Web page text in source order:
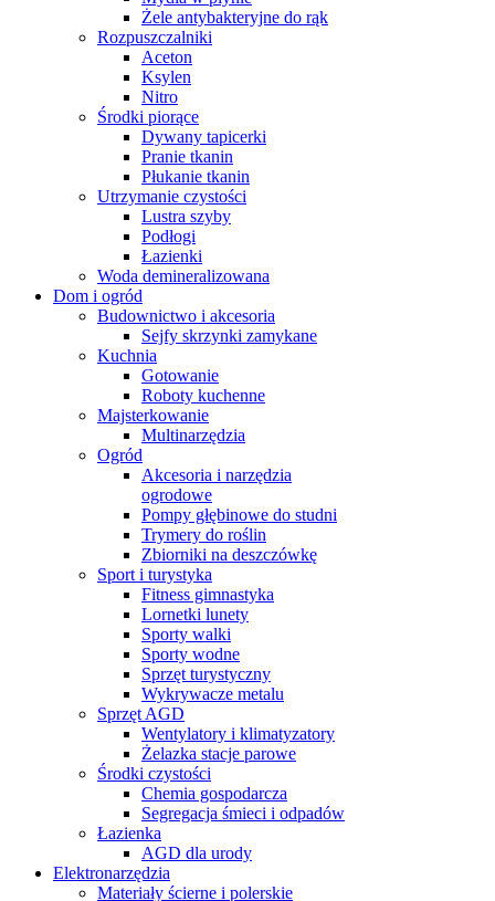
Żele antybakteryjne do rąk
Rozpuszczalniki
Aceton
Ksylen
Nitro
Środki piorące
Dywany tapicerki
Pranie tkanin
Płukanie tkanin
Utrzymanie czystości
Lustra szyby
Podłogi
Łazienki
Woda demineralizowana
Dom i ogród
Budownictwo i akcesoria
Sejfy skrzynki zamykane
Kuchnia
Gotowanie
Roboty kuchenne
Majsterkowanie
Multinarzędzia
Ogród
Akcesoria i narzędzia
ogrodowe
Pompy głębinowe do studni
Trymery do roślin
Zbiorniki na deszczówkę
Sport i turystyka
Fitness gimnastyka
Lornetki lunety
Sporty walki
Sporty wodne
Sprzęt turystyczny
Wykrywacze metalu
Sprzęt AGD
Wentylatory i klimatyzatory
Żelazka stacje parowe
Środki czystości
Chemia gospodarcza
Segregacja śmieci i odpadów
Łazienka
AGD dla urody
Elektronarzędzia
Materiały ścierne i polerskie